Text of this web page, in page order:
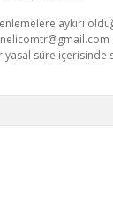
aykırı
süre içerisinde